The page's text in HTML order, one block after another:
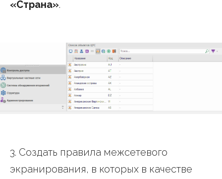
«Страна».
3. Создать правила межсетевого
экранирования, в которых в качестве